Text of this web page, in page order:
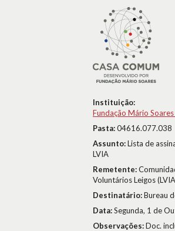
Instituição:
Fundação Mário
Pasta:04616.077.038
Assunto:Lista de
LVIA
Remetente:
Voluntários Leigos
Destinatário:Bureau
Data:Segunda, 1 de
Observações:Doc.